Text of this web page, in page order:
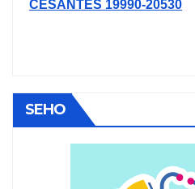
CESANTES 19990-20530
SEHO